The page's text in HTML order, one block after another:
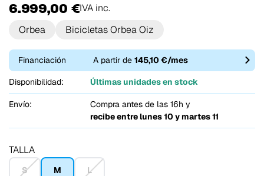
6.999,00 €IVA inc.
Orbea
Bicicletas Orbea Oiz
Financiación A partir de145,10 €/mes
Disponibilidad: Últimas unidades en stock
Envío:
Compra antes de las 16h y
recibe entre lunes 10 y martes 11
TALLA
S M L